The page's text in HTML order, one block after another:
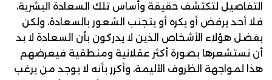
التفاصيل لتكتشف حقيقة وأساس تلك السعادة البشرية،
فلا أحد يرفض أو يكره أو يتجنب الشعور بالسعادة، ولكن
بفضل هؤلاء الأشخاص الذين لا يدركون بأن السعادة لا بد
أن نستشعرها بصورة أكثر عقلانية ومنطقية فيعرضهم
هذا لمواجهة الظروف الأليمة، وأكرر بأنه لا يوجد من يرغب